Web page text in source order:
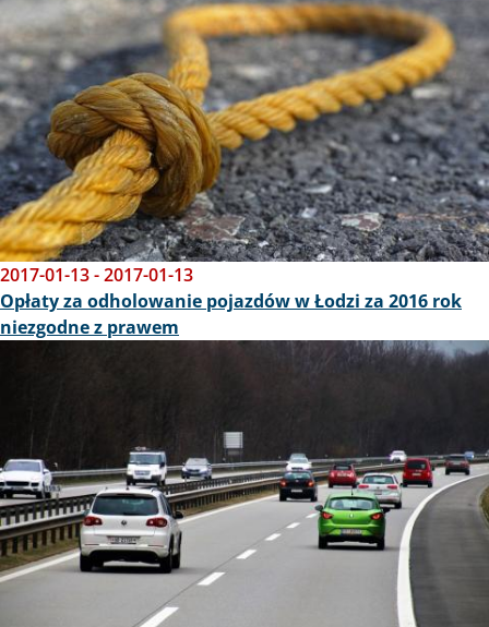
2017-01-13-2017-01-13
Opłaty za odholowanie pojazdów w Łodzi za 2016 rok
niezgodne z prawem